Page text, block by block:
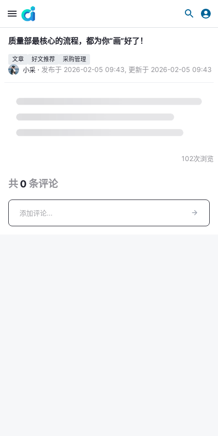
质量部最核心的流程，都为你“画”好了！
文章 好文推荐 采购管理
小采 · 发布于 2026-02-05 09:43, 更新于 2026-02-05 09:43
102次浏览
共 0 条评论